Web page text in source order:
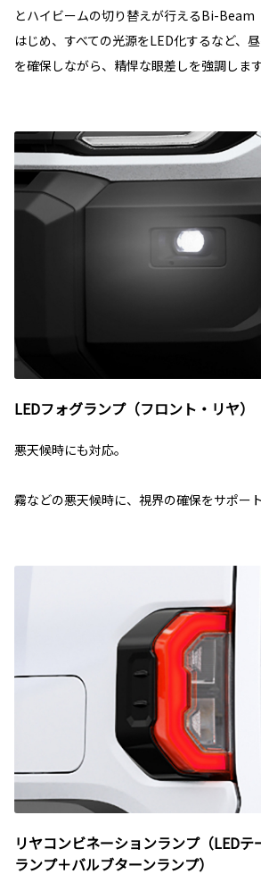
とハイビームの切り替えが行えるBi-Beam
はじめ、すべての光源をLED化するなど、
を確保しながら、精悍な眼差しを強調します
LEDフォグランプ（フロント・リヤ）
悪天候時にも対応。
霧などの悪天候時に、視界の確保をサポート
リヤコンビネーションランプ（LEDテ
ランプ＋バルブターンランプ）